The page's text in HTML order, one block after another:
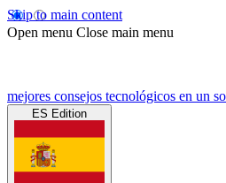
Skip to main content
Open menu Close main menu
mejores consejos tecnológicos en un
ES Edition